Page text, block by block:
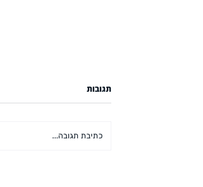
תגובות
כתיבת תגובה...